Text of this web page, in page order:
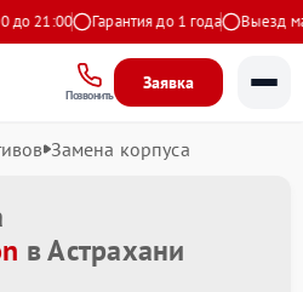
21:00 Гарантия до 1 года Выезд
Позвонить
Заявка
Замена корпуса
в Астрахани